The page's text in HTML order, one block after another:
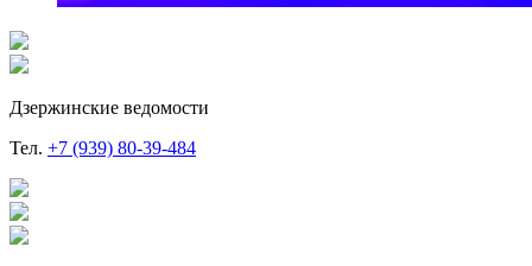
Дзержинские ведомости
Тел. +7 (939) 80-39-484